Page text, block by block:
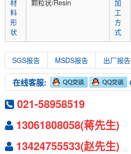
材
料
形
状
颗粒状/Resin
加
工
方
式
SGS报告 MSDS报告 出厂报告
在线客服:
021-58958519
13061808058(蒋先生)
13424755533(赵先生)